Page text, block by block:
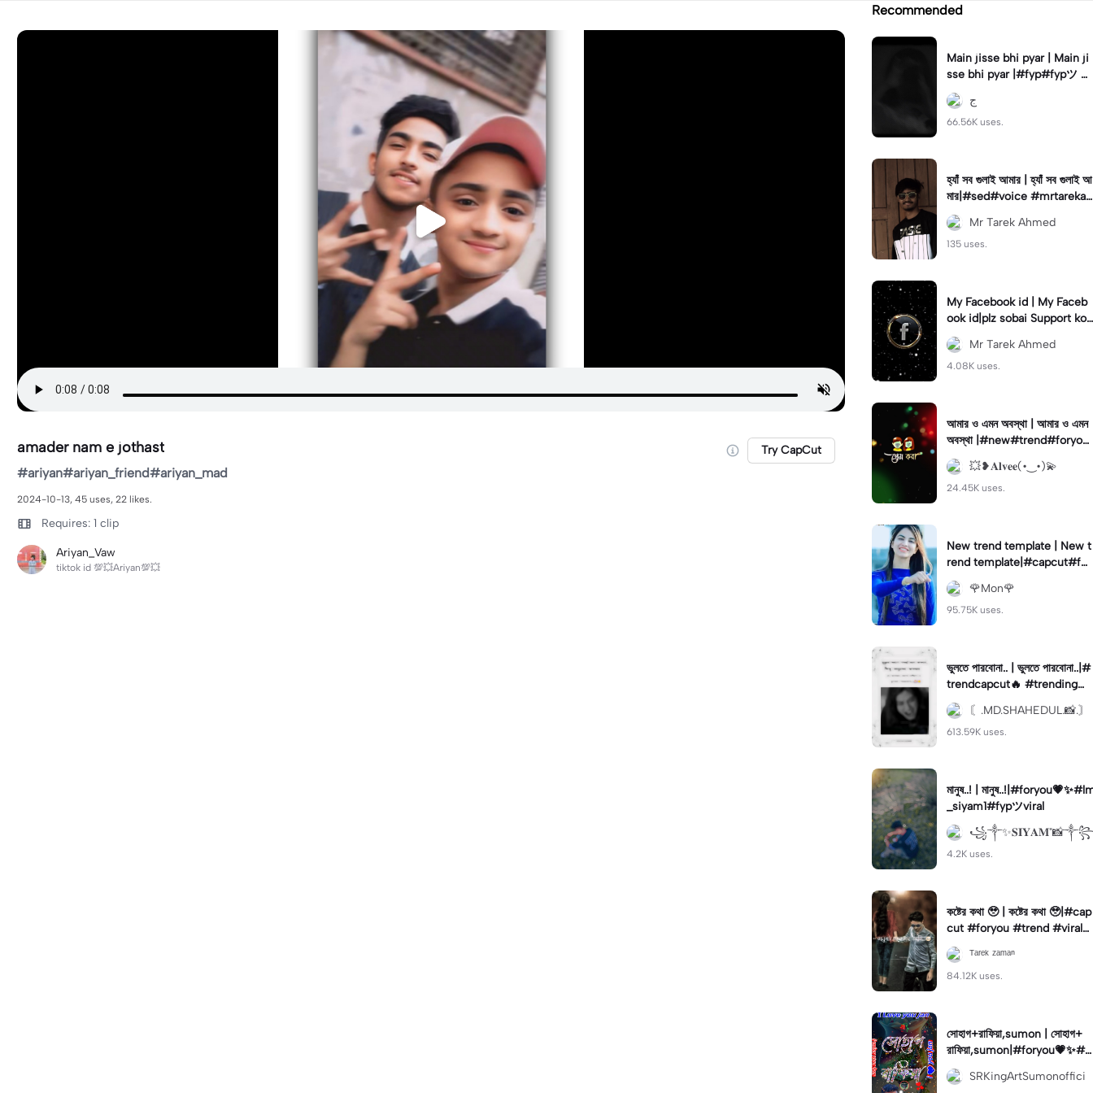
amader nam e jothast Try CapCut
#ariyan#ariyan_friend#ariyan_mad
2024-10-13, 45 uses, 22 likes.
Requires: 1 clip
Ariyan_Vaw
tiktok id 💯💥Ariyan💯💥
Recommended
Main jisse bhi pyar | Main ji
sse bhi pyar |#fyp#fypツ⁠ #
foryou#foryoupage🔥#viral
ج
66.56K uses.
হ্যাঁ সব গুলাই আমার | হ্যাঁ সব গুলাই আ
মার|#sed#voice #mrtarekah
med#viral#newtemplate😍
Mr Tarek Ahmed
135 uses.
My Facebook id | My Faceb
ook id|plz sobai Support kor
un#𝑆𝐴𝐷💔😓#viralcapcut🔥
#tr
Mr Tarek Ahmed
4.08K uses.
আমার ও এমন অবস্থা | আমার ও এমন
অবস্থা |#new#trend#foryou
#fyp#fypage
💥❥𝐀𝐥𝐯𝐞𝐞(•‿•)💫
24.45K uses.
New trend template | New t
rend template|#capcut#for
you#viral#tiktokktrend#tre
nding🔥🌹Mon🌹
95.75K uses.
ভুলতে পারবোনা.. | ভুলতে পারবোনা..|#
trendcapcut🔥 #trending🔥
#fypツ⁠ #foryou💗✨#flypシ
〘.MD.SHAHEDUL.📸.〙
613.59K uses.
মানুষ..! |
_siyam1#fypツviral
4.2K uses.
কষ্টের কথা 🥹 | কষ্টের কথা 🥹|#cap
cut #foryou #trend #viral
#status
ᵀᵃʳᵉᵏ ᶻᵃᵐᵃⁿ
84.12K uses.
সোহাগ+রাফিয়া,sumon | সোহাগ+
রাফিয়া,sumon|#foryou💗✨#f
oryoupage🔥#foryoupege#
foryoutemplate#for
SRKingArtSumonoffici